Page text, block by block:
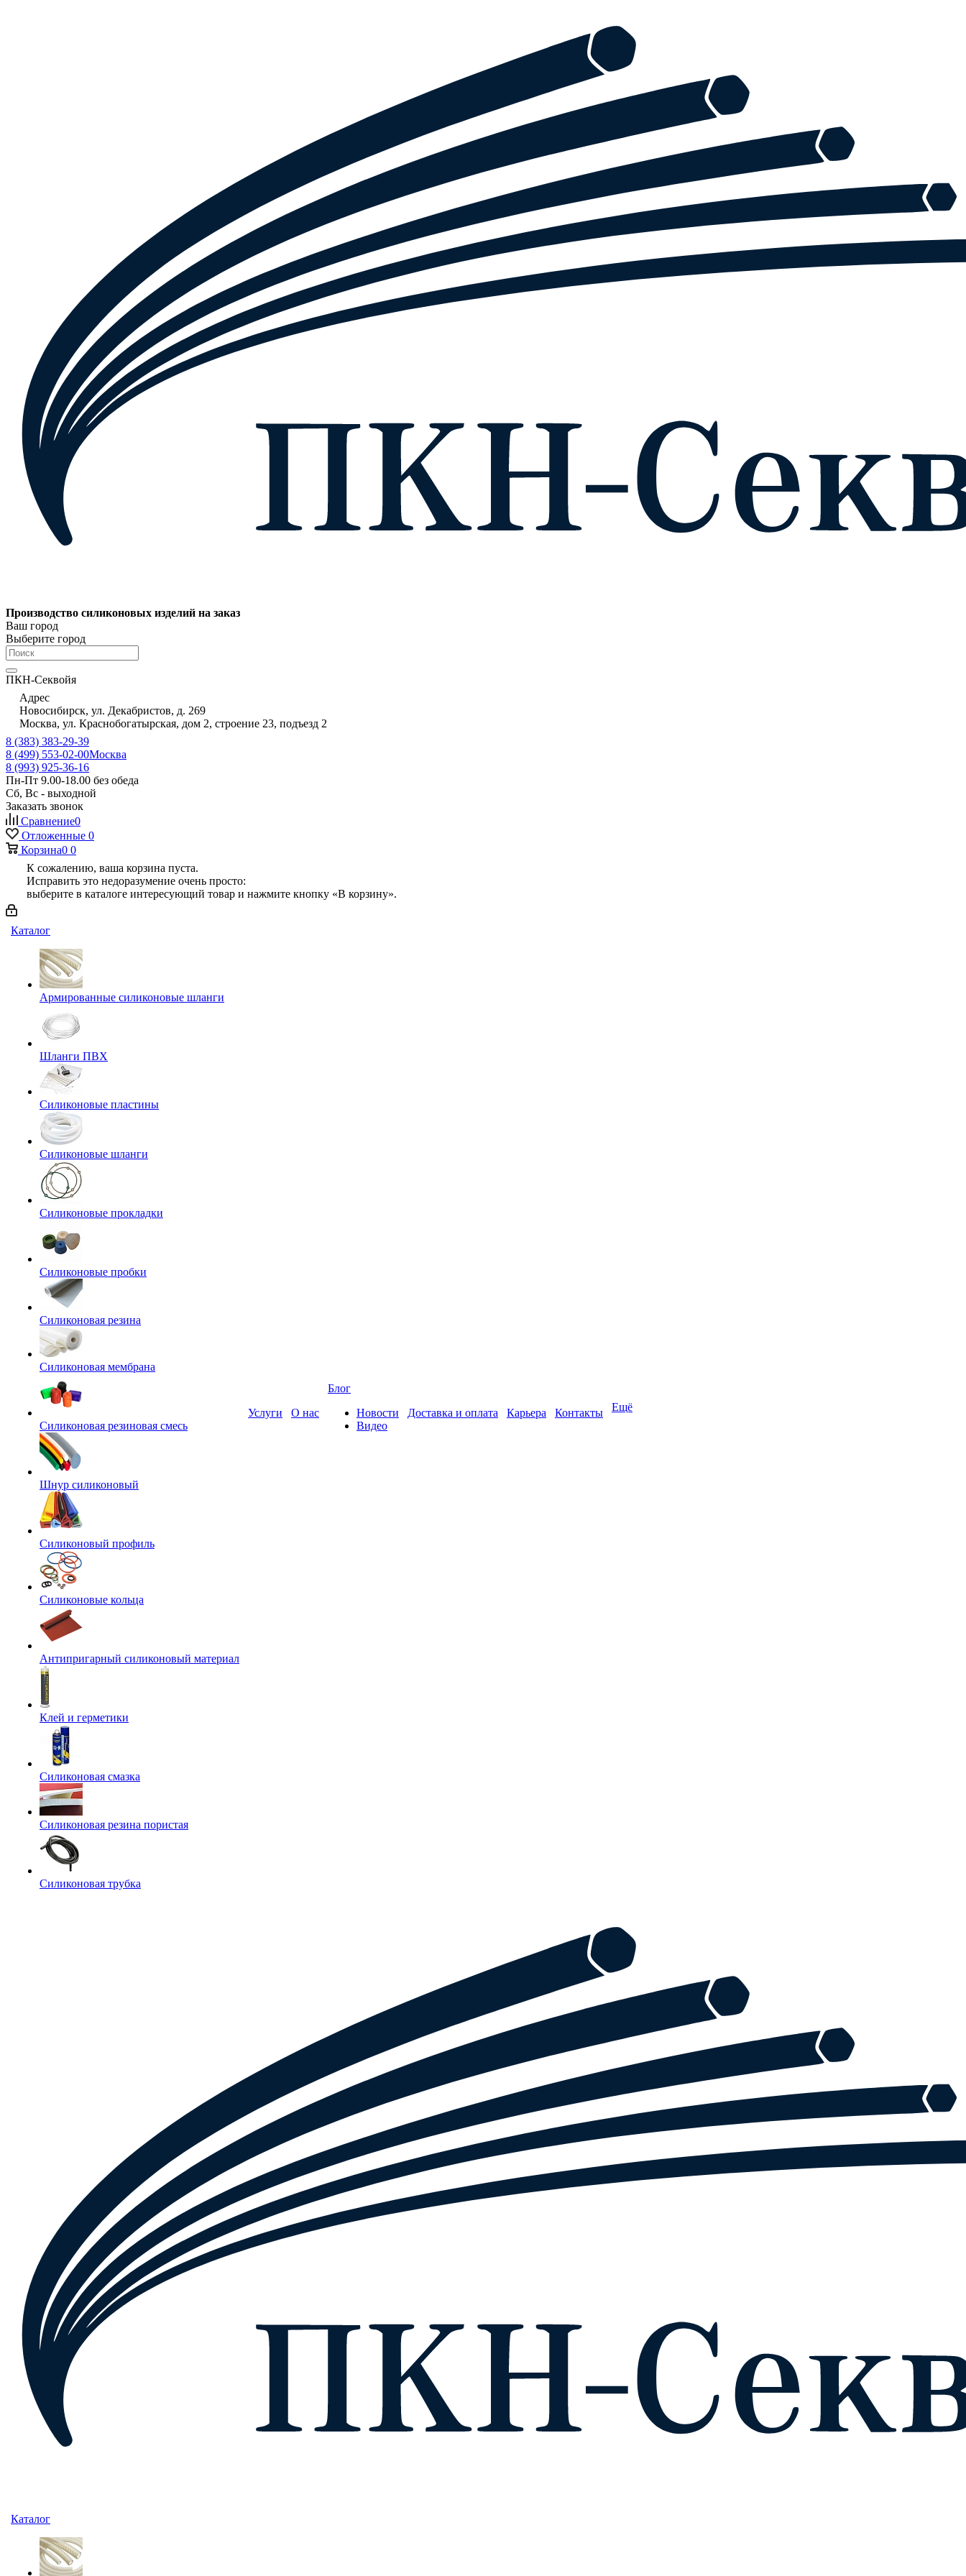
Производство силиконовых изделий на заказ
Ваш город
Выберите город
ПКН-Секвойя
Адрес
Новосибирск, ул. Декабристов, д. 269
Москва, ул. Краснобогатырская, дом 2, строение 23, подъезд 2
8 (383) 383-29-39
8 (499) 553-02-00Москва
8 (993) 925-36-16
Пн-Пт 9.00-18.00 без обеда
Сб, Вс - выходной
Заказать звонок
Сравнение0
Отложенные 0
Корзина0 0
К сожалению, ваша корзина пуста.
Исправить это недоразумение очень просто:
выберите в каталоге интересующий товар и нажмите кнопку «В корзину».
Каталог
Армированные силиконовые шланги
Шланги ПВХ
Силиконовые пластины
Силиконовые шланги
Силиконовые прокладки
Силиконовые пробки
Силиконовая резина
Силиконовая мембрана
Силиконовая резиновая смесь
Шнур силиконовый
Силиконовый профиль
Силиконовые кольца
Антипригарный силиконовый материал
Клей и герметики
Силиконовая смазка
Силиконовая резина пористая
Силиконовая трубка
Услуги О нас
Блог
Новости
Видео
Доставка и оплата Карьера Контакты Ещё
Каталог